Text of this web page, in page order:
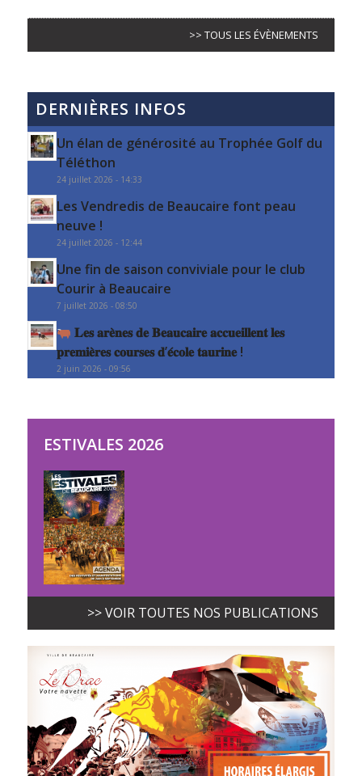
>> TOUS LES ÉVÈNEMENTS
DERNIÈRES INFOS
Un élan de générosité au Trophée Golf du
Téléthon
24 juillet 2026 - 14:33
Les Vendredis de Beaucaire font peau
neuve !
24 juillet 2026 - 12:44
Une fin de saison conviviale pour le club
Courir à Beaucaire
7 juillet 2026 - 08:50
𝐋𝐞𝐬 𝐚𝐫𝐞̀𝐧𝐞𝐬 𝐝𝐞 𝐁𝐞𝐚𝐮𝐜𝐚𝐢𝐫𝐞 𝐚𝐜𝐜𝐮𝐞𝐢𝐥𝐥𝐞𝐧𝐭 𝐥𝐞𝐬
𝐩𝐫𝐞𝐦𝐢𝐞̀𝐫𝐞𝐬 𝐜𝐨𝐮𝐫𝐬𝐞𝐬 𝐝’𝐞́𝐜𝐨𝐥𝐞 𝐭𝐚𝐮𝐫𝐢𝐧𝐞 !
2 juin 2026 - 09:56
ESTIVALES 2026
>> VOIR TOUTES NOS PUBLICATIONS